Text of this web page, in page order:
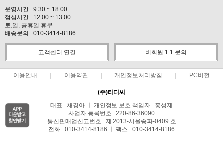
운영시간 : 9:30 ~ 18:00
점심시간 : 12:00 ~ 13:00
토,일, 공휴일 휴무
배송문의 : 010-3414-8186
고객센터 연결 비회원 1:1 문의
이용안내 이용약관 개인정보처리방침 PC버전
(주)티디씨
대표 : 채경아 ㅣ 개인정보 보호 책임자 : 홍성제
사업자 등록번호 : 220-86-36090
통신판매업신고번호 : 제 2013-서울송파-0409 호
전화 : 010-3414-8186 ㅣ 팩스 : 010-3414-8186
주소 : 서울시 송파구 올림픽로99